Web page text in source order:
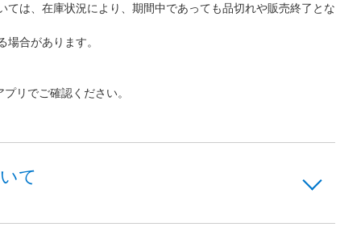
は、在庫状況により、期間中であっても品切れや販売終了とな
合があります。
リでご確認ください。
て